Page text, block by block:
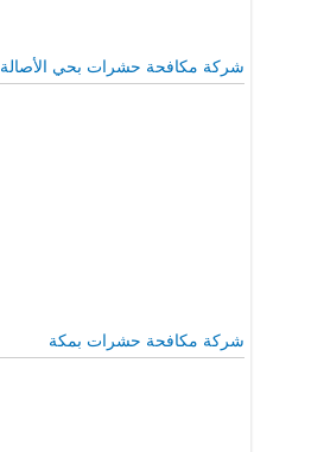
شركة مكافحة حشرات بحي الأصالة
شركة مكافحة حشرات بمكة